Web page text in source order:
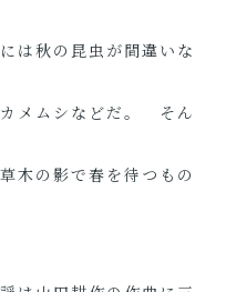
は秋の昆虫が間違いな
メムシなどだ。 そん
木の影で春を待つもの